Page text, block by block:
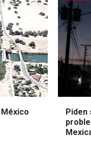
Piden